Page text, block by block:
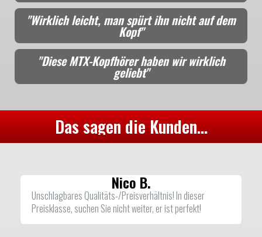
"Wirklich leicht, man spürt ihn nicht auf dem
Kopf"
"Diese MTX-Kopfhörer haben wir wirklich
geliebt"
Das sagen die Kunden...
Nico B.
Unschlagbares Qualitäts-/Preisverhältnis! In dieser
Preisklasse, suchen Sie nicht weiter, er ist perfekt!